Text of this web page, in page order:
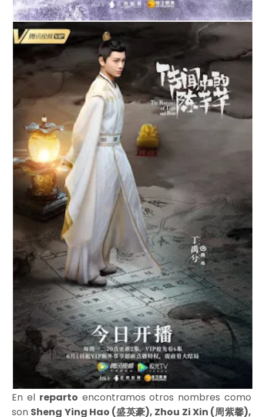
En el reparto encontramos otros nombres como
son Sheng Ying Hao (盛英豪), Zhou Zi Xin (周紫馨),